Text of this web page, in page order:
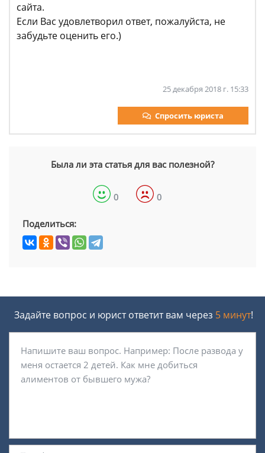
сайта.
Если Вас удовлетворил ответ, пожалуйста, не
забудьте оценить его.)
25 декабря 2018 г. 15:33
Спросить юриста
Была ли эта статья для вас полезной?
0 0
Поделиться:
Задайте вопрос и юрист ответит вам через 5 минут!